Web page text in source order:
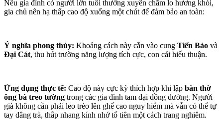
Nếu gia đình có người lớn tuổi thường xuyên chăm lo hương khói,
gia chủ nên hạ thấp cao độ xuống một chút để đảm bảo an toàn:
Ý nghĩa phong thủy: Khoảng cách này cắn vào cung Tiến Bảo và
Đại Cát, thu hút trường năng lượng tích cực, con cái hiếu thuận.
Ứng dụng thực tế: Cao độ này cực kỳ thích hợp khi lập bàn thờ
ông bà treo tường trong các gia đình tam đại đồng đường. Người
già không cần phải leo trèo lên ghế cao nguy hiểm mà vẫn có thể tự
tay dâng trà, thắp nhang kính nhớ tổ tiên một cách trang nghiêm.